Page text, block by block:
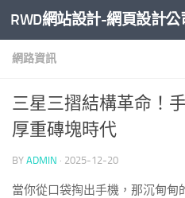
Skip to content
RWD網站設計-網頁設計公
網路資訊
三星三摺結構革命！
厚重磚塊時代
BY ADMIN · 2025-12-20
當你從口袋掏出手機，那沉甸甸